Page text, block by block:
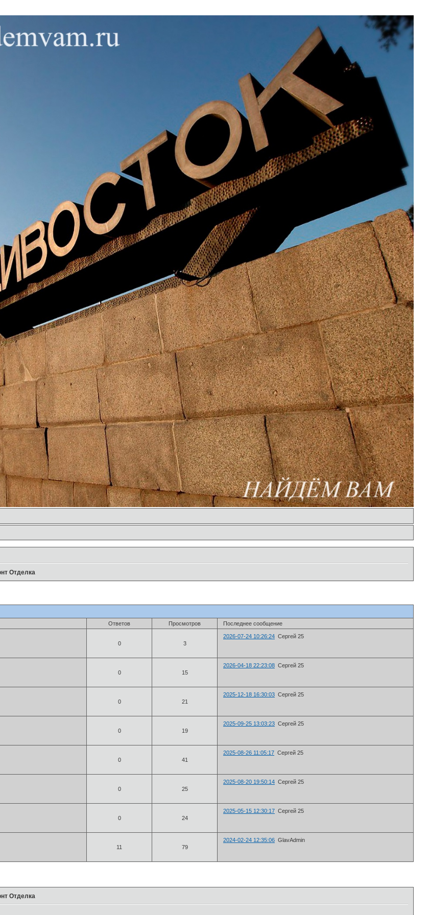
Отделка
Ответов Просмотров Последнее сообщение
0 3
2026-07-24 10:26:24 Сергей 25
0 15
2026-04-18 22:23:08 Сергей 25
0 21
2025-12-18 16:30:03 Сергей 25
0 19
2025-09-25 13:03:23 Сергей 25
0 41
2025-08-26 11:05:17 Сергей 25
0 25
2025-08-20 19:50:14 Сергей 25
0 24
2025-05-15 12:30:17 Сергей 25
11 79
2024-02-24 12:35:06 GlavAdmin
Отделка